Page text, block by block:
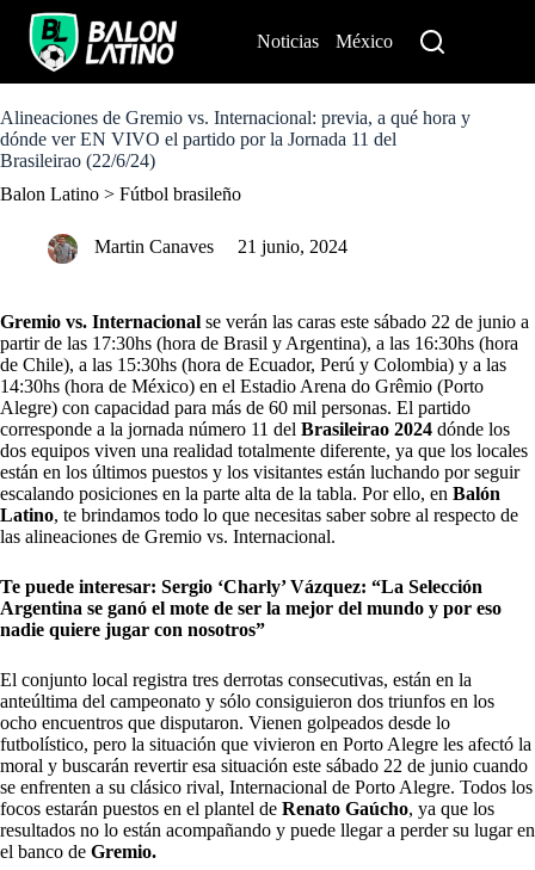
o
c
o
t
Noticias México
Alineaciones de Gremio vs. Internacional: previa, a qué hora y
dónde ver EN VIVO el partido por la Jornada 11 del
Brasileirao (22/6/24)
Balon Latino > Fútbol brasileño
Martin Canaves 21 junio, 2024
Gremio vs. Internacional se verán las caras este sábado 22 de junio a
partir de las 17:30hs (hora de Brasil y Argentina), a las 16:30hs (hora
de Chile), a las 15:30hs (hora de Ecuador, Perú y Colombia) y a las
14:30hs (hora de México) en el Estadio Arena do Grêmio (Porto
Alegre) con capacidad para más de 60 mil personas. El partido
corresponde a la jornada número 11 del Brasileirao 2024 dónde los
dos equipos viven una realidad totalmente diferente, ya que los locales
están en los últimos puestos y los visitantes están luchando por seguir
escalando posiciones en la parte alta de la tabla. Por ello, en Balón
Latino, te brindamos todo lo que necesitas saber sobre al respecto de
las alineaciones de Gremio vs. Internacional.
Te puede interesar: Sergio ‘Charly’ Vázquez: “La Selección
Argentina se ganó el mote de ser la mejor del mundo y por eso
nadie quiere jugar con nosotros”
El conjunto local registra tres derrotas consecutivas, están en la
anteúltima del campeonato y sólo consiguieron dos triunfos en los
ocho encuentros que disputaron. Vienen golpeados desde lo
futbolístico, pero la situación que vivieron en Porto Alegre les afectó la
moral y buscarán revertir esa situación este sábado 22 de junio cuando
se enfrenten a su clásico rival, Internacional de Porto Alegre. Todos los
focos estarán puestos en el plantel de Renato Gaúcho, ya que los
resultados no lo están acompañando y puede llegar a perder su lugar en
el banco de Gremio.